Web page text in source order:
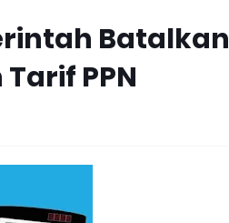
Batalkan
PPN